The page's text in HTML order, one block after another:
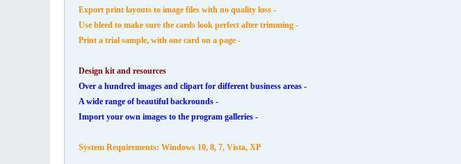
- Export print layouts to image files with no quality loss
- Use bleed to make sure the cards look perfect after trimming
- Print a trial sample, with one card on a page
Design kit and resources
- Over a hundred images and clipart for different business areas
- A wide range of beautiful backrounds
- Import your own images to the program galleries
System Requirements: Windows 10, 8, 7, Vista, XP